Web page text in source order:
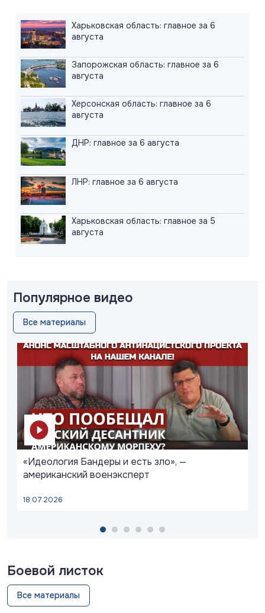
Россия накопила ракетный арсенал. Новые удары
по инфраструктуре ВСУ неизбежны
05.08.2026 #СВО #Сводка #Харьковская область
Харьковская область: главное за 5 августа
Харьковская область: главное за 6
августа
Запорожская область: главное за 6
августа
Херсонская область: главное за 6
августа
ДНР: главное за 6 августа
ЛНР: главное за 6 августа
Харьковская область: главное за 5
августа
Популярное видео
Все материалы
«Идеология Бандеры и есть зло», —
американский военэксперт
18.07.2026
Боевой листок
Все материалы